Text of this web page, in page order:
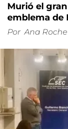
Murió el
emblema de
Por Ana Roche